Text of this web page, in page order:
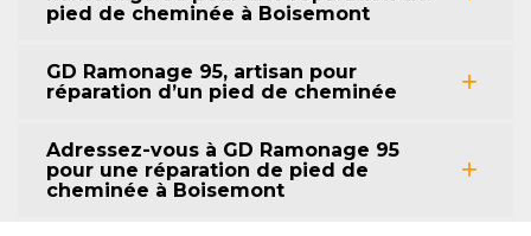
pied de cheminée à Boisemont
GD Ramonage 95, artisan pour
réparation d’un pied de cheminée
Adressez-vous à GD Ramonage 95
pour une réparation de pied de
cheminée à Boisemont